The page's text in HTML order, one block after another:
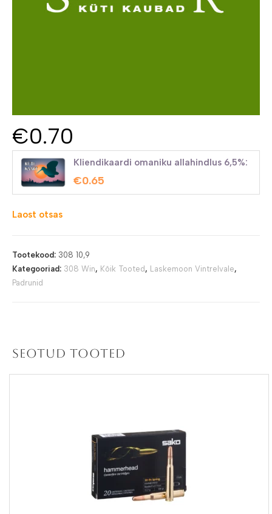
€0.70
Kliendikaardi omaniku allahindlus 6,5%:
€0.65
Laost otsas
Tootekood: 308 10,9
Kategooriad: 308 Win, Kõik Tooted , Laskemoon Vintrelvale,
Padrunid
Seotud tooted